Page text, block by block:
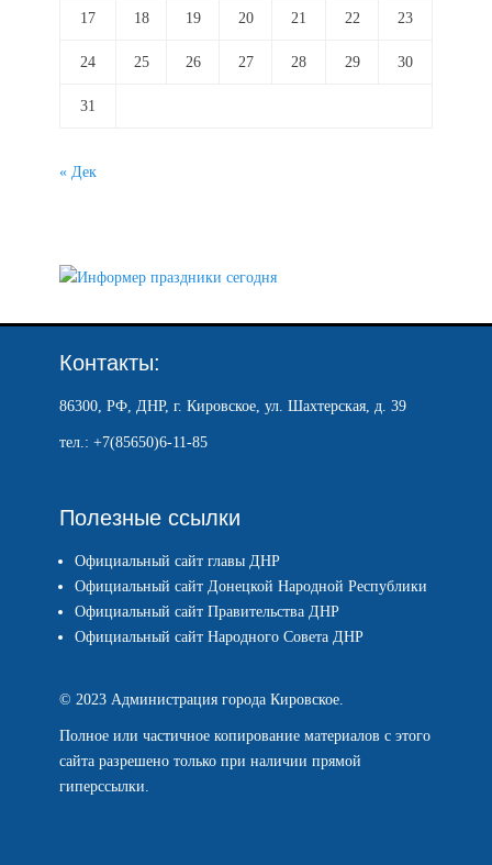
17 18 19 20 21 22 23
24 25 26 27 28 29 30
31
« Дек
Контакты:
86300, РФ, ДНР, г. Кировское, ул. Шахтерская, д. 39
тел.: +7(85650)6-11-85
Полезные ссылки
Официальный сайт главы ДНР
Официальный сайт Донецкой Народной Республики
Официальный сайт Правительства ДНР
Официальный сайт Народного Совета ДНР
© 2023 Администрация города Кировское.
Полное или частичное копирование материалов с этого
сайта разрешено только при наличии прямой
гиперссылки.